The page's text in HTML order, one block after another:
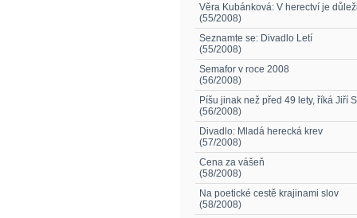
Věra Kubánková: V herectví je
(55/2008)
Seznamte se: Divadlo Letí
(55/2008)
Semafor v roce 2008
(56/2008)
Píšu jinak než před 49 lety, říká Jiří
(56/2008)
Divadlo: Mladá herecká krev
(57/2008)
Cena za vášeň
(58/2008)
Na poetické cestě krajinami slov
(58/2008)